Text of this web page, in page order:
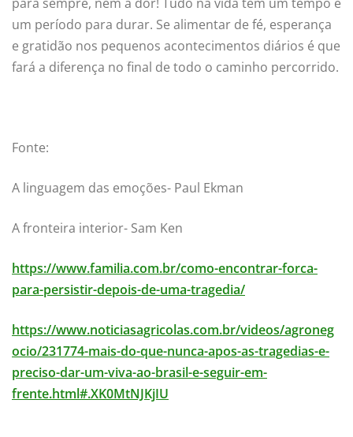
para sempre, nem a dor! Tudo na vida tem um tempo e
um período para durar. Se alimentar de fé, esperança
e gratidão nos pequenos acontecimentos diários é que
fará a diferença no final de todo o caminho percorrido.
Fonte:
A linguagem das emoções- Paul Ekman
A fronteira interior- Sam Ken
https://www.familia.com.br/como-encontrar-forca-
para-persistir-depois-de-uma-tragedia/
https://www.noticiasagricolas.com.br/videos/agroneg
ocio/231774-mais-do-que-nunca-apos-as-tragedias-e-
preciso-dar-um-viva-ao-brasil-e-seguir-em-
frente.html#.XK0MtNJKjIU